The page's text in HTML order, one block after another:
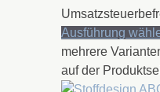
Ausführung
mehrere
auf der